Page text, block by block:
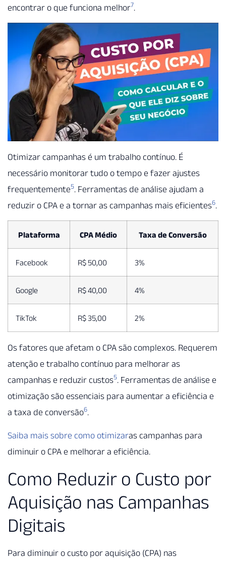
encontrar o que funciona melhor7.
Otimizar campanhas é um trabalho contínuo. É
necessário monitorar tudo o tempo e fazer ajustes
frequentemente5. Ferramentas de análise ajudam a
reduzir o CPA e a tornar as campanhas mais eficientes6.
Plataforma CPA Médio Taxa de Conversão
Facebook R$ 50,00 3%
Google R$ 40,00 4%
TikTok R$ 35,00 2%
Os fatores que afetam o CPA são complexos. Requerem
atenção e trabalho contínuo para melhorar as
campanhas e reduzir custos5. Ferramentas de análise e
otimização são essenciais para aumentar a eficiência e
a taxa de conversão6.
Saiba mais sobre como otimizaras campanhas para
diminuir o CPA e melhorar a eficiência.
Como Reduzir o Custo por
Aquisição nas Campanhas
Digitais
Para diminuir o custo por aquisição (CPA) nas